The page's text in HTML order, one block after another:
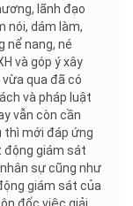
lãnh đạo
nói, dám làm,
nể nang, né
và góp ý xây
qua đã có
và pháp luật
vẫn còn cần
thì mới đáp ứng
động giám sát
sự cũng như
giám sát của